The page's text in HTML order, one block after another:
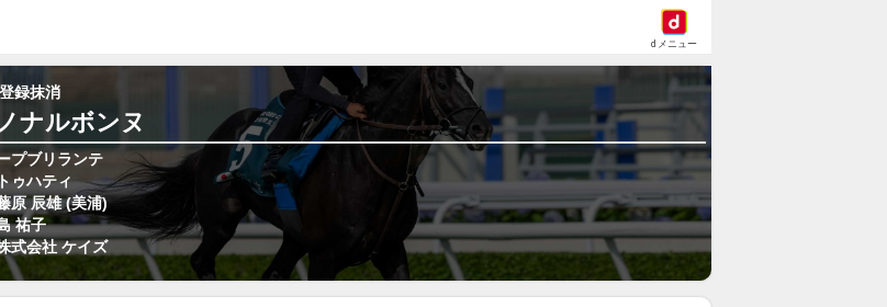
dメニュー
録抹消
ナルボンヌ
プブリランテ
ゥハティ
原 辰雄 (美浦)
祐子
式会社 ケイズ